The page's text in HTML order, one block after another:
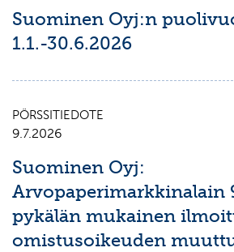
Suominen Oyj:n
1.1.-30.6.2026
PÖRSSITIEDOTE
9.7.2026
Suominen Oyj:
Arvopaperimarkkinalain
pykälän mukainen
omistusoikeuden